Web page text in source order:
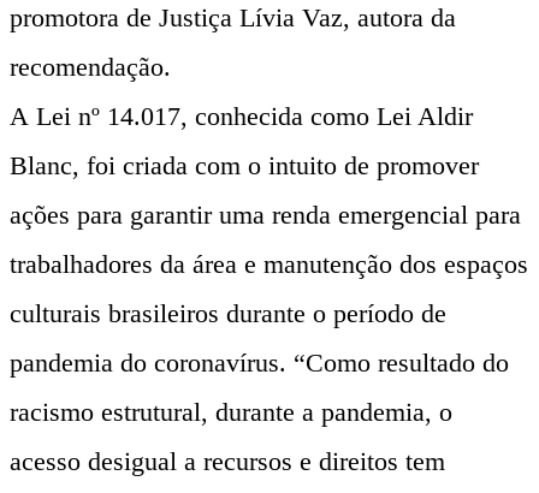
promotora de Justiça Lívia Vaz, autora da
recomendação.
A Lei nº 14.017, conhecida como Lei Aldir
Blanc, foi criada com o intuito de promover
ações para garantir uma renda emergencial para
trabalhadores da área e manutenção dos espaços
culturais brasileiros durante o período de
pandemia do coronavírus. “Como resultado do
racismo estrutural, durante a pandemia, o
acesso desigual a recursos e direitos tem